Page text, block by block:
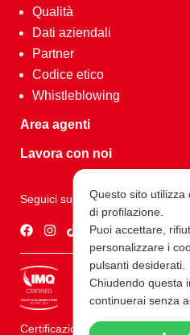
Qualità
Dati aziendali
Partner
Codice etico
Whistleblowing
Area agenti
Lavora con noi
Seguici su
Certificazioni ISO 9001
Questo sito utilizza
di profilazione.
Puoi accettare,
personalizzare i
pulsanti desiderati.
Chiudendo questa
continuerai senza